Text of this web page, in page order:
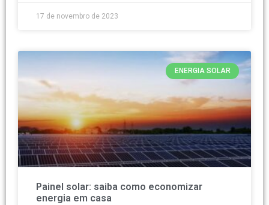
17 de novembro de 2023
ENERGIA SOLAR
Painel solar: saiba como economizar
energia em casa